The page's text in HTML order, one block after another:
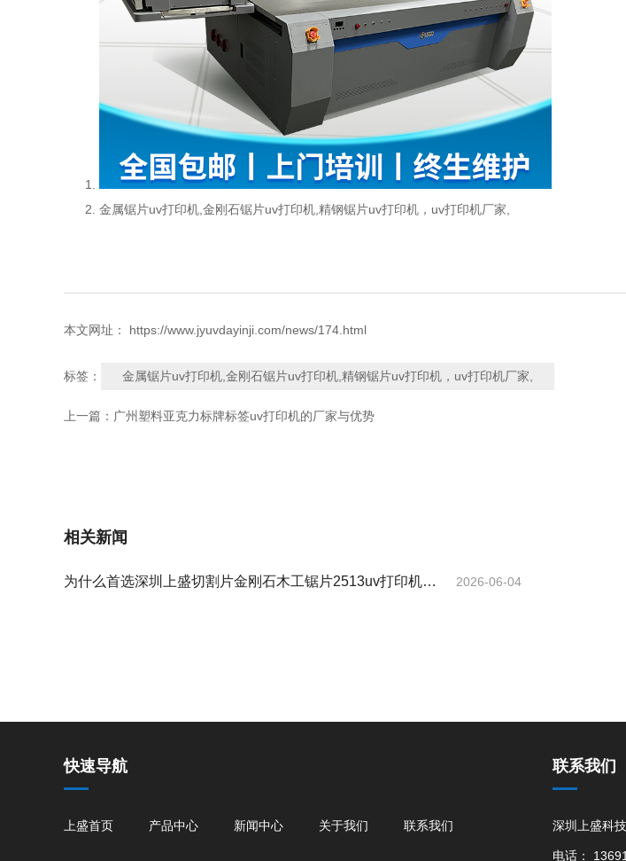
金属锯片uv打印机,金刚石锯片uv打印机,精钢锯片uv打印机，uv打印机厂家,
本文网址： https://www.jyuvdayinji.com/news/174.html
标签： 金属锯片uv打印机,金刚石锯片uv打印机,精钢锯片uv打印机，uv打印机厂家,
上一篇： 广州塑料亚克力标牌标签uv打印机的厂家与优势
相关新闻
2026-06-04
为什么首选深圳上盛切割片金刚石木工锯片2513uv打印机厂
快速导航
上盛首页 产品中心 新闻中心 关于我们 联系我们
联系我们
深圳上盛科
电话：